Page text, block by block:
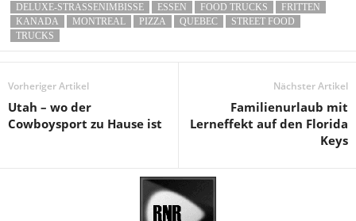
DELUXE-STRASSENIMBISSE
ESSEN FOOD TRUCKS
FRITTEN
KANADA
MONTREAL PIZZA QUEBEC
STREET FOOD
TRUCKS
Vorheriger Artikel
Utah – wo der
Cowboysport zu Hause ist
Nächster Artikel
Familienurlaub mit
Lerneffekt auf den Florida
Keys